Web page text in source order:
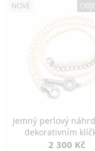
NOVÉ
Jemný perlový
dekorativním
2 300 Kč